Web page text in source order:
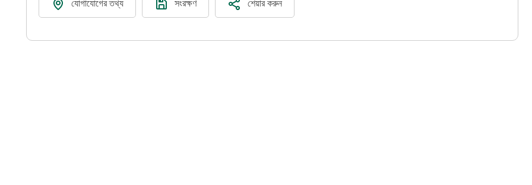
যোগাযোগের তথ্য সংরক্ষণ শেয়ার করুন